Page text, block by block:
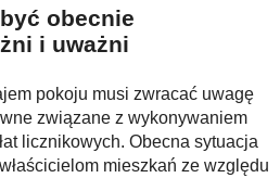
obecnie
i uważni
pokoju musi zwracać uwagę
związane z wykonywaniem
licznikowych. Obecna sytuacja
mieszkań ze względu